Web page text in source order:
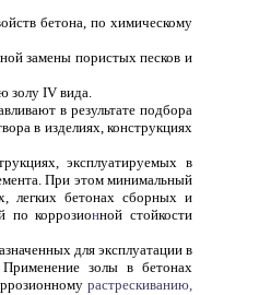
бетона, по химическому
замены пористых песков и
золу IV вида.
в результате подбора
в изделиях, конструкциях
эксплуатируемых в
При этом минимальный
легких бетонах сборных и
по коррозионной стойкости
для эксплуатации в
золы в бетонах
растрескиванию,